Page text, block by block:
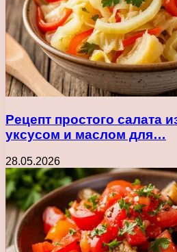
Рецепт простого салата
уксусом и маслом для…
28.05.2026